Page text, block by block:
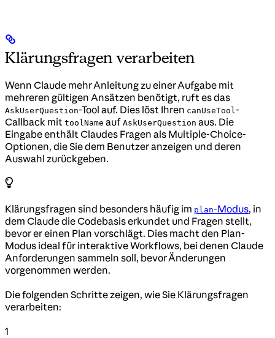
Klärungsfragen verarbeiten
Wenn Claude mehr Anleitung zu einer Aufgabe mit
mehreren gültigen Ansätzen benötigt, ruft es das
AskUserQuestion-Tool auf. Dies löst Ihren canUseTool -
Callback mit toolName auf AskUserQuestion aus. Die
Eingabe enthält Claudes Fragen als Multiple-Choice-
Optionen, die Sie dem Benutzer anzeigen und deren
Auswahl zurückgeben.
Klärungsfragen sind besonders häufig im plan-Modus, in
dem Claude die Codebasis erkundet und Fragen stellt,
bevor er einen Plan vorschlägt. Dies macht den Plan-
Modus ideal für interaktive Workflows, bei denen Claude
Anforderungen sammeln soll, bevor Änderungen
vorgenommen werden.
Die folgenden Schritte zeigen, wie Sie Klärungsfragen
verarbeiten:
1